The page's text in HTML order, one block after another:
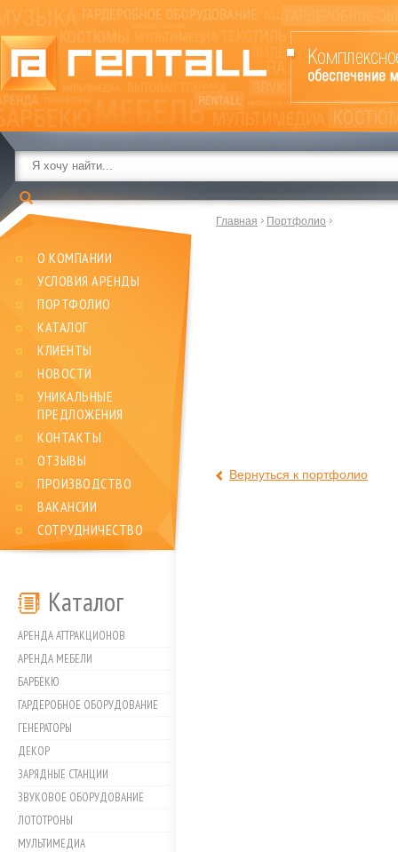
О КОМПАНИИ
УСЛОВИЯ АРЕНДЫ
ПОРТФОЛИО
КАТАЛОГ
КЛИЕНТЫ
НОВОСТИ
УНИКАЛЬНЫЕ
ПРЕДЛОЖЕНИЯ
КОНТАКТЫ
ОТЗЫВЫ
ПРОИЗВОДСТВО
ВАКАНСИИ
СОТРУДНИЧЕСТВО
Каталог
АРЕНДА АТТРАКЦИОНОВ
АРЕНДА МЕБЕЛИ
БАРБЕКЮ
ГАРДЕРОБНОЕ ОБОРУДОВАНИЕ
ГЕНЕРАТОРЫ
ДЕКОР
ЗАРЯДНЫЕ СТАНЦИИ
ЗВУКОВОЕ ОБОРУДОВАНИЕ
ЛОТОТРОНЫ
МУЛЬТИМЕДИА
Главная Портфолио
Вернуться к портфолио